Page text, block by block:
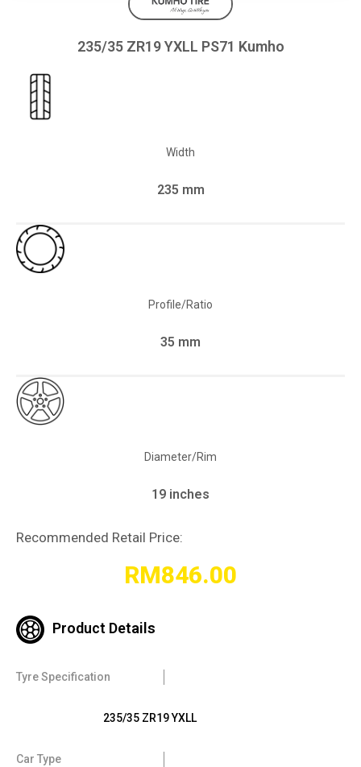
235/35 ZR19 YXLL PS71 Kumho
Width
235 mm
Profile/Ratio
35 mm
Diameter/Rim
19 inches
Recommended Retail Price:
RM846.00
Product Details
Tyre Specification
235/35 ZR19 YXLL
Car Type